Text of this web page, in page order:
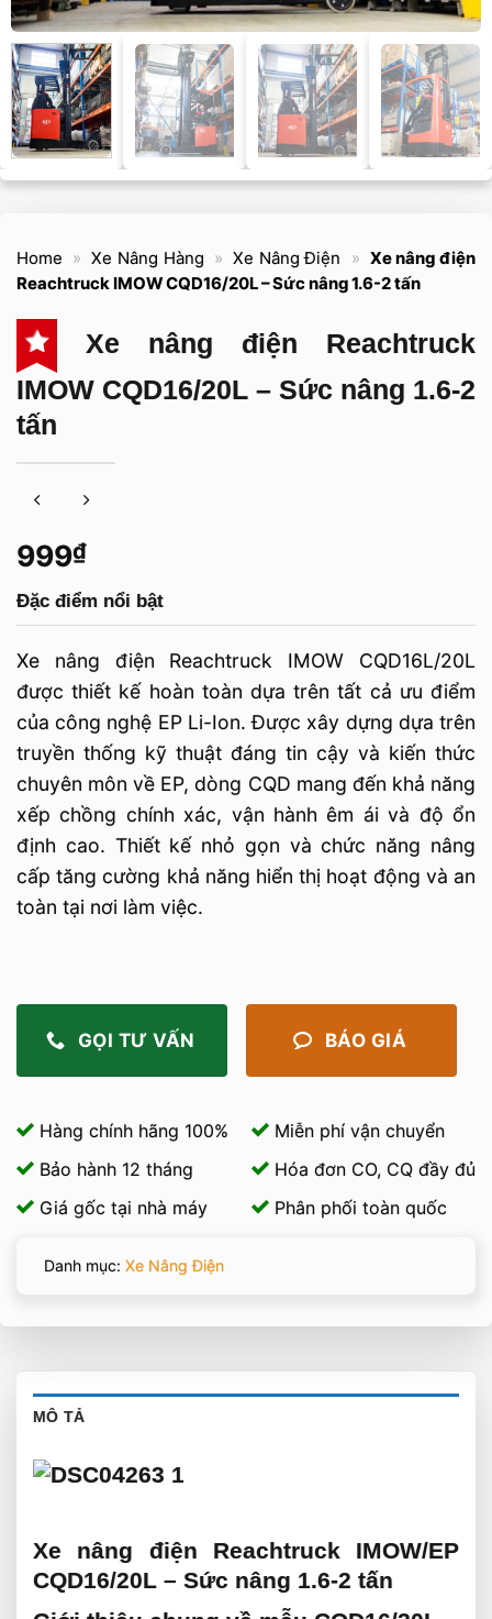
Home » Xe Nâng Hàng » Xe Nâng Điện » Xe nâng điện
Reachtruck IMOW CQD16/20L – Sức nâng 1.6-2 tấn
Xe nâng điện Reachtruck
IMOW CQD16/20L – Sức nâng 1.6-2
tấn
999₫
Đặc điểm nổi bật
Xe nâng điện Reachtruck IMOW CQD16L/20L
được thiết kế hoàn toàn dựa trên tất cả ưu điểm
của công nghệ EP Li-Ion. Được xây dựng dựa trên
truyền thống kỹ thuật đáng tin cậy và kiến ​​thức
chuyên môn về EP, dòng CQD mang đến khả năng
xếp chồng chính xác, vận hành êm ái và độ ổn
định cao. Thiết kế nhỏ gọn và chức năng nâng
cấp tăng cường khả năng hiển thị hoạt động và an
toàn tại nơi làm việc.
GỌI TƯ VẤN BÁO GIÁ
Hàng chính hãng 100%
Miễn phí vận chuyển
Bảo hành 12 tháng
Hóa đơn CO, CQ đầy đủ
Giá gốc tại nhà máy
Phân phối toàn quốc
Danh mục: Xe Nâng Điện
MÔ TẢ
Xe nâng điện Reachtruck IMOW/EP
CQD16/20L – Sức nâng 1.6-2 tấn